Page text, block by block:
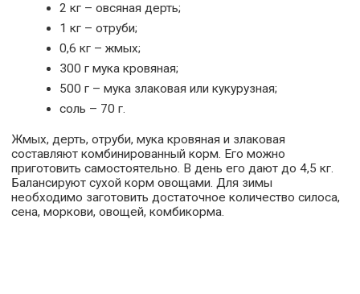
2 кг – овсяная дерть;
1 кг – отруби;
0,6 кг – жмых;
300 г мука кровяная;
500 г – мука злаковая или кукурузная;
соль – 70 г.
Жмых, дерть, отруби, мука кровяная и злаковая
составляют комбинированный корм. Его можно
приготовить самостоятельно. В день его дают до 4,5 кг.
Балансируют сухой корм овощами. Для зимы
необходимо заготовить достаточное количество силоса,
сена, моркови, овощей, комбикорма.